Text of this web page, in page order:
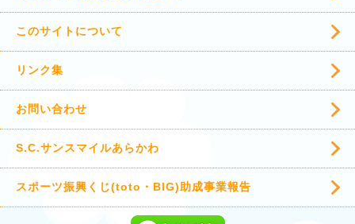
このサイトについて
リンク集
お問い合わせ
S.C.サンスマイルあらかわ
スポーツ振興くじ(toto・BIG)助成事業報告